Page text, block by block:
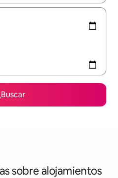
Buscar
sobre alojamientos